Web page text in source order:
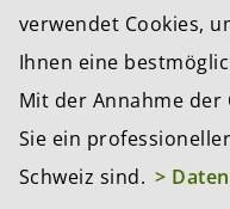
verwendet Cookies,
Ihnen eine
Mit der Annahme der
Sie ein
Schweiz sind. >